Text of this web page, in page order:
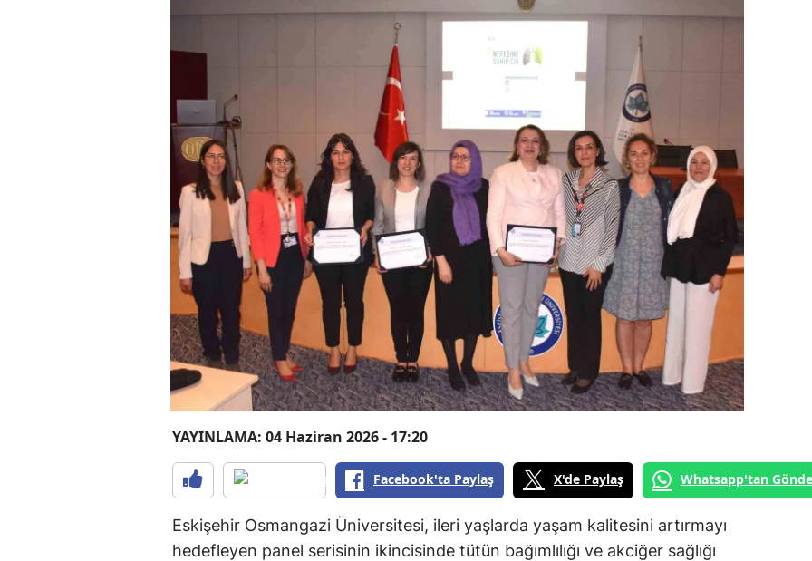
YAYINLAMA: 04 Haziran 2026 - 17:20
Facebook'ta Paylaş X'de Paylaş Whatsapp'tan
Eskişehir Osmangazi Üniversitesi, ileri yaşlarda yaşam kalitesini artırmayı
hedefleyen panel serisinin ikincisinde tütün bağımlılığı ve akciğer sağlığı